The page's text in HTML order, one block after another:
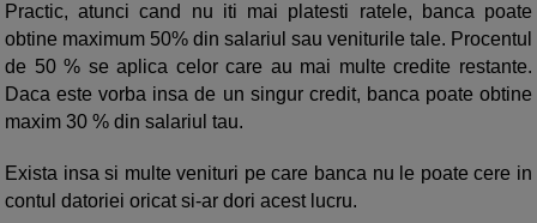
Practic, atunci cand nu iti mai platesti ratele, banca poate
obtine maximum 50% din salariul sau veniturile tale. Procentul
de 50 % se aplica celor care au mai multe credite restante.
Daca este vorba insa de un singur credit, banca poate obtine
maxim 30 % din salariul tau.
Exista insa si multe venituri pe care banca nu le poate cere in
contul datoriei oricat si-ar dori acest lucru.